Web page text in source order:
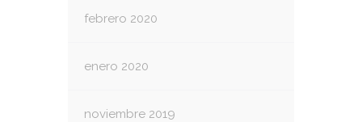
febrero 2020
enero 2020
noviembre 2019